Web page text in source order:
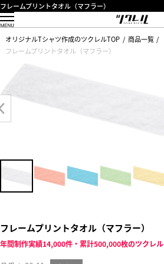
フレームプリントタオル（マフラー）
オリジナルTシャツ作成のツクレルTOP
商品一覧
フレームプリントタオル（マフラー）
フレームプリントタオル（マフラー）
年間制作実績14,000件・累計500,000枚のツクレル